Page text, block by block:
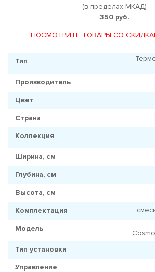
(в пределах МКАД)
350 руб.
ПОСМОТРИТЕ ТОВАРЫ СО
Тип
Производитель
Цвет
Страна
Коллекция
Ширина, см
Глубина, см
Высота, см
Комплектация
Модель
Тип установки
Управление